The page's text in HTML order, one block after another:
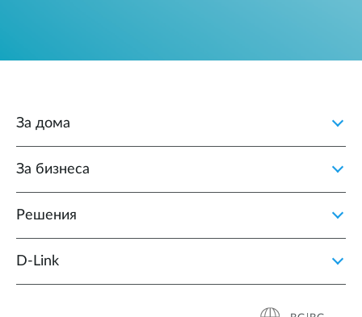
За дома
За бизнеса
Решения
D‑Link